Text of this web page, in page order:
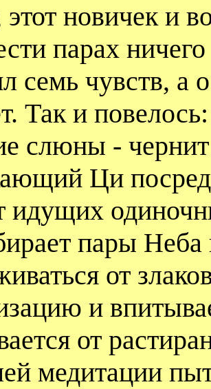
новичек и
парах
семь чувств, а
Так и
слюны -
Ци
идущих
пары Неба
от
и
от
медитации